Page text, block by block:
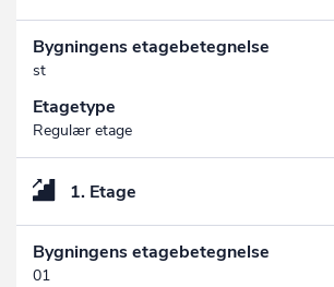
Bygningens etagebetegnelse
st
Etagetype
Regulær etage
1. Etage
Bygningens etagebetegnelse
01